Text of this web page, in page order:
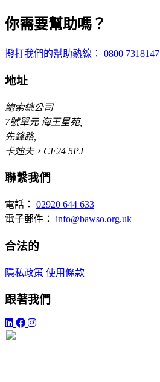
你需要幫助嗎？
撥打我們的幫助熱線： 0800 7318147
地址
鮑索總公司
7號單元 海王星苑,
先鋒路,
卡迪夫，CF24 5PJ
聯繫我們
電話： 02920 644 633
電子郵件： info@bawso.org.uk
合法的
隱私政策 使用條款
跟著我們